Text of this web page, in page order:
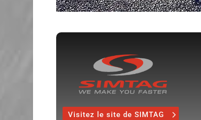
Visitez le site de SIMTAG